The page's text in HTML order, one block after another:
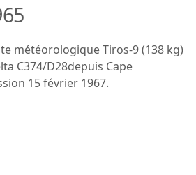
météorologique Tiros-9 (138 kg)
C374/D28depuis Cape
15 février 1967.